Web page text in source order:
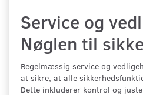
Service og
Nøglen til
Regelmæssig service og
at sikre, at alle
Dette inkluderer kontrol og